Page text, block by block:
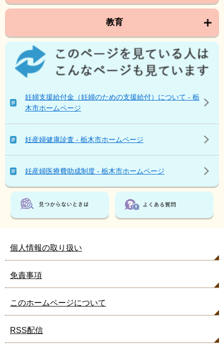
教育
こ
を
て
い
る
人
は
ん
ペ
も
い
ま
妊婦支援給付金（妊婦のための支援給付）について - 栃
木市ホームページ
妊産婦健康診査 - 栃木市ホームページ
妊産婦医療費助成制度 - 栃木市ホームページ
個人情報の取り扱い
免責事項
このホームページについて
RSS配信